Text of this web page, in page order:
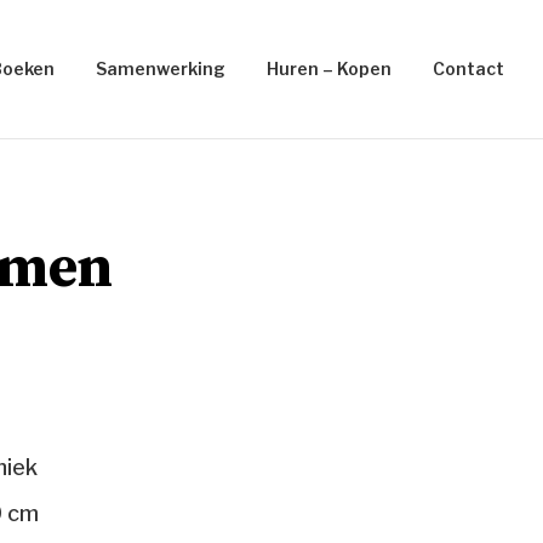
Samenwerking Huren – Kopen Contact
cm